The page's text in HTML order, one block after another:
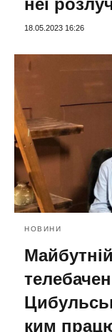
неї
18.05.2023 16:26
НОВИНИ
ким